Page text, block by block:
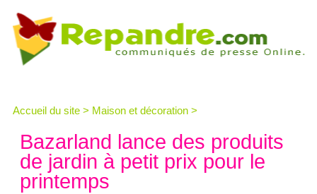
Accueil du site > Maison et décoration >
Bazarland lance des produits
de jardin à petit prix pour le
printemps